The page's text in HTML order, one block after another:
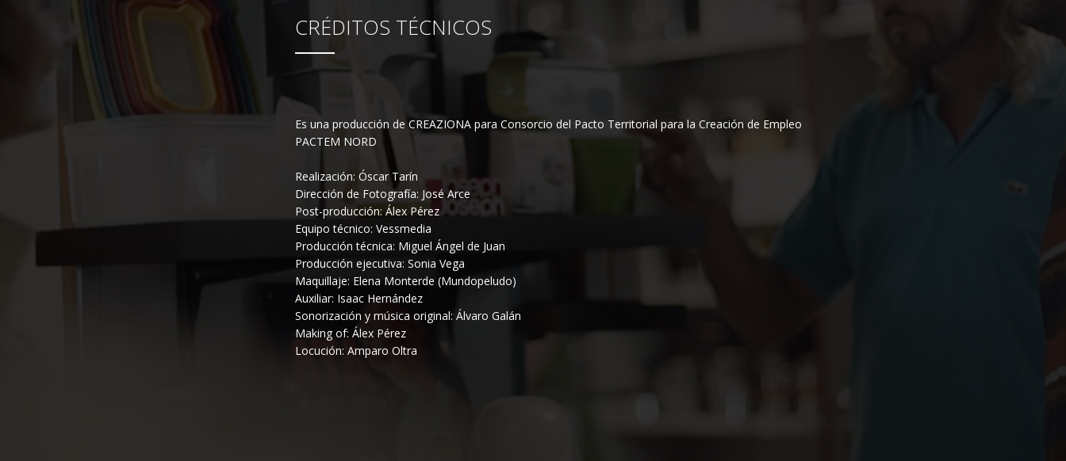
CRÉDITOS TÉCNICOS
Es una producción de CREAZIONA para Consorcio del Pacto Territorial para la Creación de Empleo
PACTEM NORD
Realización: Óscar Tarín
Dirección de Fotografía: José Arce
Post-producción: Álex Pérez
Equipo técnico: Vessmedia
Producción técnica: Miguel Ángel de Juan
Producción ejecutiva: Sonia Vega
Maquillaje: Elena Monterde (Mundopeludo)
Auxiliar: Isaac Hernández
Sonorización y música original: Álvaro Galán
Making of: Álex Pérez
Locución: Amparo Oltra